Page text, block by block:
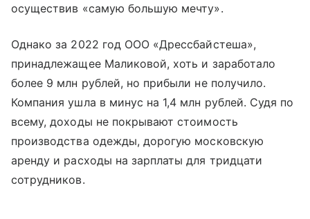
осуществив «самую большую мечту».
Однако за 2022 год ООО «Дрессбайстеша»,
принадлежащее Маликовой, хоть и заработало
более 9 млн рублей, но прибыли не получило.
Компания ушла в минус на 1,4 млн рублей. Судя по
всему, доходы не покрывают стоимость
производства одежды, дорогую московскую
аренду и расходы на зарплаты для тридцати
сотрудников.